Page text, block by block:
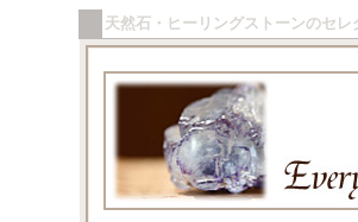
天然石・ヒーリングストーンのセ